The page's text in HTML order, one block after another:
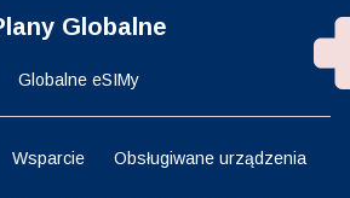
Globalne
Globalne eSIMy
Wsparcie Obsługiwane urządzenia